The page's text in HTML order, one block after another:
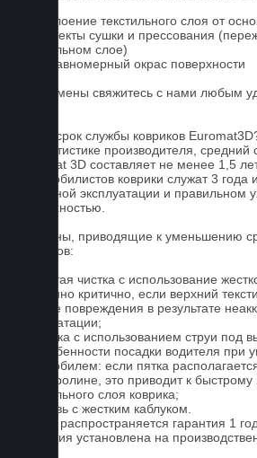
1. Отслоение текстильного слоя от
2. Дефекты сушки и прессования
текстильном слое)
3. Неравномерный окрас поверхности
Для замены свяжитесь с нами любым
Какой срок службы ковриков
По статистике производителя,
Euromat 3D составляет не менее 1,5
автомобилистов коврики служат 3 года
бережной эксплуатации и правильном
поверхностью.
Причины, приводящие к уменьшению
ковриков:
1. Частая чистка с использование
особенно критично, если верхний
мелкие повреждения в результате
эксплуатации;
2. Мойка с использованием струи под
3. Особенности посадки водителя при
автомобилем: если пятка
на ковролине, это приводит к быстрому
текстильного слоя коврика;
4. Обувь с жестким каблуком.
На что распространяется гарантия 1
Гарантия установлена на